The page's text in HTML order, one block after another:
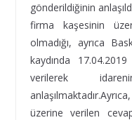
gönderildiğinin
firma kaşesinin
olmadığı, ayrıca
kaydında
verilerek
üzerine verilen cevap